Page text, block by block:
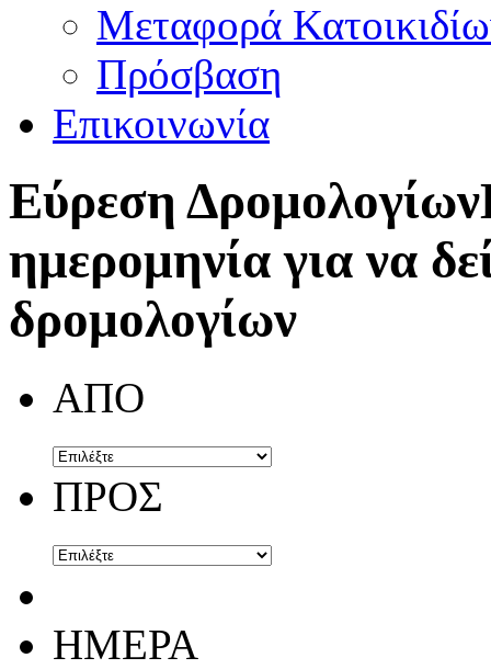
Μεταφορά
Πρόσβαση
Επικοινωνία
Εύρεση Δρομολογίων
ημερομηνία για να
δρομολογίων
ΑΠΟ
ΠΡΟΣ
ΗΜΕΡΑ